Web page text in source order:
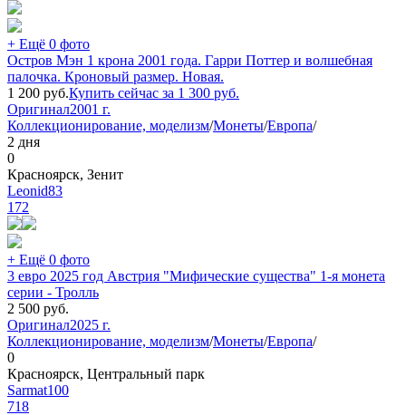
+ Ещё 0 фото
Остров Мэн 1 крона 2001 года. Гарри Поттер и волшебная
палочка. Кроновый размер. Новая.
1 200 руб.Купить сейчас за 1 300 руб.
Оригинал2001 г.
Коллекционирование, моделизм/Монеты/Европа/
2 дня
0
Красноярск, Зенит
Leonid83
172
+ Ещё 0 фото
3 евро 2025 год Австрия "Мифические существа" 1-я монета
серии - Тролль
2 500 руб.
Оригинал2025 г.
Коллекционирование, моделизм/Монеты/Европа/
0
Красноярск, Центральный парк
Sarmat100
718